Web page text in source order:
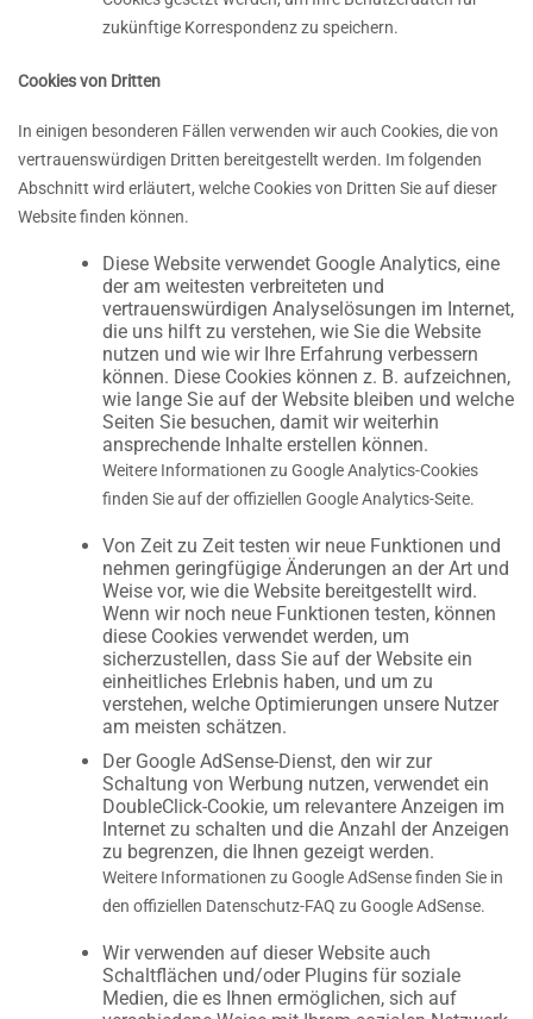
zukünftige Korrespondenz zu speichern.
Cookies von Dritten
In einigen besonderen Fällen verwenden wir auch Cookies, die von
vertrauenswürdigen Dritten bereitgestellt werden. Im folgenden
Abschnitt wird erläutert, welche Cookies von Dritten Sie auf dieser
Website finden können.
Diese Website verwendet Google Analytics, eine
der am weitesten verbreiteten und
vertrauenswürdigen Analyselösungen im Internet,
die uns hilft zu verstehen, wie Sie die Website
nutzen und wie wir Ihre Erfahrung verbessern
können. Diese Cookies können z. B. aufzeichnen,
wie lange Sie auf der Website bleiben und welche
Seiten Sie besuchen, damit wir weiterhin
ansprechende Inhalte erstellen können.
Weitere Informationen zu Google Analytics-Cookies
finden Sie auf der offiziellen Google Analytics-Seite.
Von Zeit zu Zeit testen wir neue Funktionen und
nehmen geringfügige Änderungen an der Art und
Weise vor, wie die Website bereitgestellt wird.
Wenn wir noch neue Funktionen testen, können
diese Cookies verwendet werden, um
sicherzustellen, dass Sie auf der Website ein
einheitliches Erlebnis haben, und um zu
verstehen, welche Optimierungen unsere Nutzer
am meisten schätzen.
Der Google AdSense-Dienst, den wir zur
Schaltung von Werbung nutzen, verwendet ein
DoubleClick-Cookie, um relevantere Anzeigen im
Internet zu schalten und die Anzahl der Anzeigen
zu begrenzen, die Ihnen gezeigt werden.
Weitere Informationen zu Google AdSense finden Sie in
den offiziellen Datenschutz-FAQ zu Google AdSense.
Wir verwenden auf dieser Website auch
Schaltflächen und/oder Plugins für soziale
Medien, die es Ihnen ermöglichen, sich auf